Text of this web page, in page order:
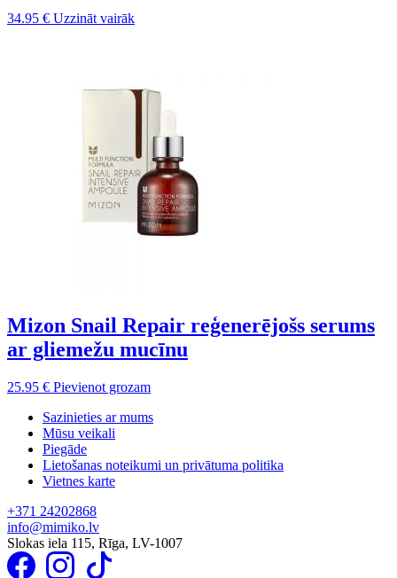
34.95 € Uzzināt vairāk
Mizon Snail Repair reģenerējošs serums
ar gliemežu mucīnu
25.95 € Pievienot grozam
Sazinieties ar mums
Mūsu veikali
Piegāde
Lietošanas noteikumi un privātuma politika
Vietnes karte
+371 24202868
info@mimiko.lv
Slokas iela 115, Rīga, LV-1007